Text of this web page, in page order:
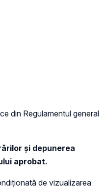
din Regulamentul general
și depunerea
aprobat.
de vizualizarea